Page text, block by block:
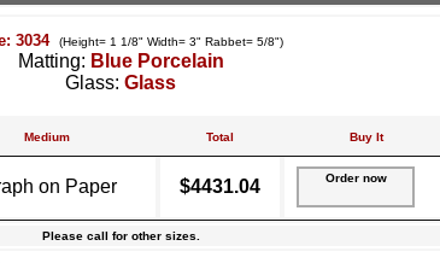
3034 (Height= 1 1/8" Width= 3" Rabbet= 5/8")
Matting: Blue Porcelain
Glass: Glass
Medium Total Buy It
on Paper $4431.04 Order now
Please call for other sizes.